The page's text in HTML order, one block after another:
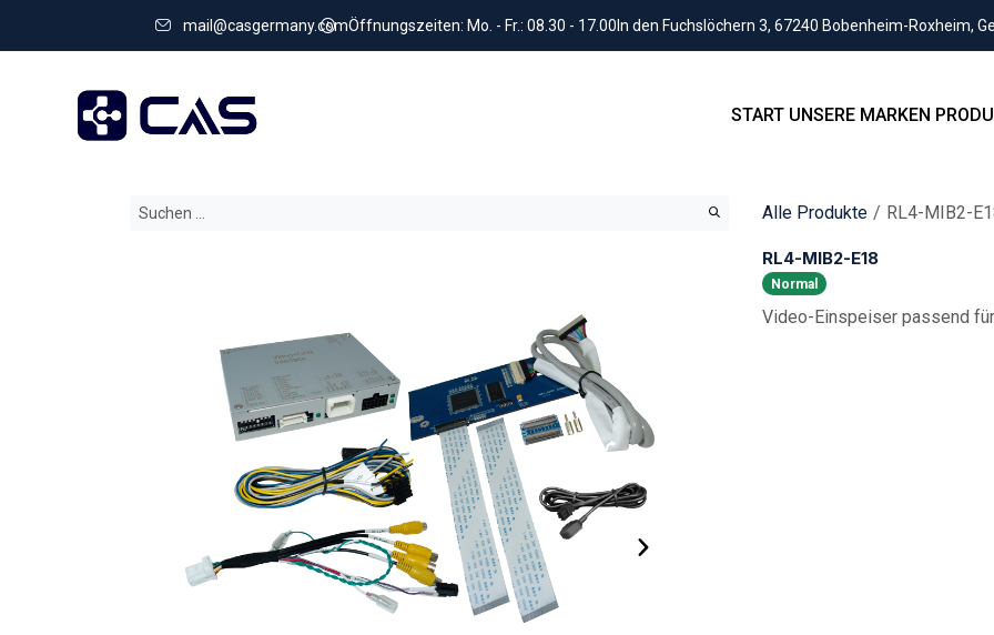
mail@casgermany.comÖffnungszeiten: Mo. - Fr.: 08.30 - 17.00 In den Fuchslöchern 3, 67240 Bobenheim-Roxheim,
START UNSERE MARKEN
Alle Produkte RL4-MIB2-
RL4-MIB2-E18
Normal
Video-Einspeiser passend